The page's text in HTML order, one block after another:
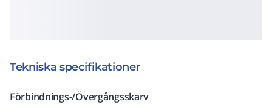
Tekniska specifikationer
Förbindnings-/Övergångsskarv